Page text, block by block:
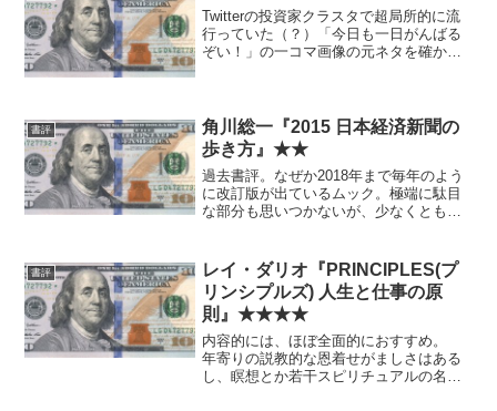
Twitterの投資家クラスタで超局所的に流
行っていた（？）「今日も一日がんばる
ぞい！」の一コマ画像の元ネタを確かめ
ページ「今日...
書評
角川総一『2015 日本経済新聞の
歩き方』★★
過去書評。なぜか2018年まで毎年のよう
に改訂版が出ているムック。極端に駄目
な部分も思いつかないが、少なくとも定
書評
レイ・ダリオ『PRINCIPLES(プ
リンシプルズ) 人生と仕事の原
則』★★★★
内容的には、ほぼ全面的におすすめ。
年寄りの説教的な恩着せがましさはある
し、瞑想とか若干スピリチュアルの名残